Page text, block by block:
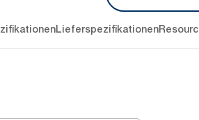
Lieferspezifikationen